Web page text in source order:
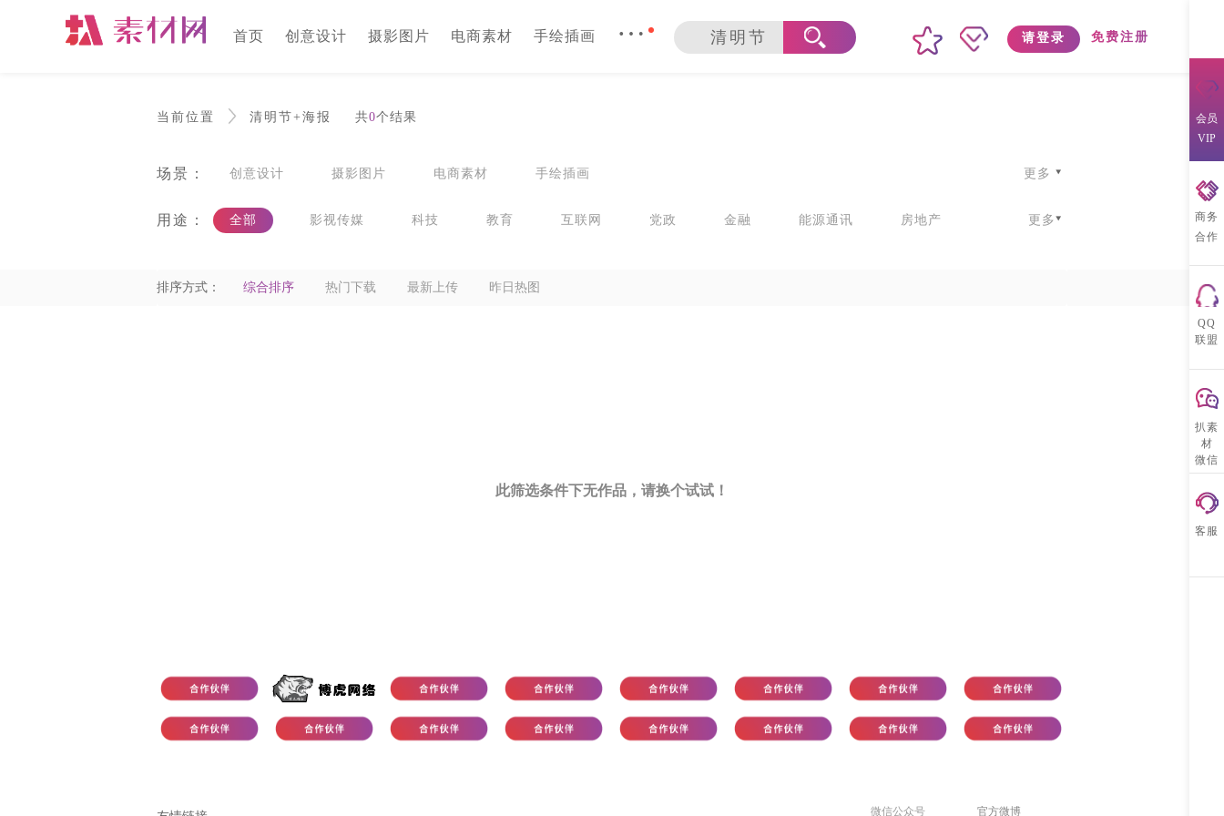
首页 创意设计 摄影图片 电商素材 手绘插画 … 请登录 免费注册
当前位置 清明节+海报 共0个结果
场景： 创意设计 摄影图片 电商素材 手绘插画 更多
用途： 全部 影视传媒 科技 教育 互联网 党政 金融 能源通讯 房地产 更多
排序方式： 综合排序 热门下载 最新上传 昨日热图
此筛选条件下无作品，请换个试试！
会员
VIP
商务
合作
QQ
联盟
官
扒
扒
扒素
材
微信
客服
微信公众号 官方微博